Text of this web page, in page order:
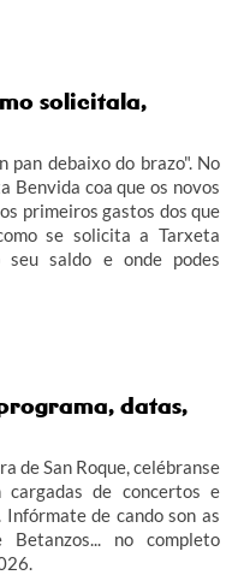
solicitala,
pan debaixo do brazo". No
Benvida coa que os novos
primeiros gastos dos que
se solicita a Tarxeta
saldo e onde podes
datas,
de San Roque, celébranse
de concertos e
de cando son as
no completo